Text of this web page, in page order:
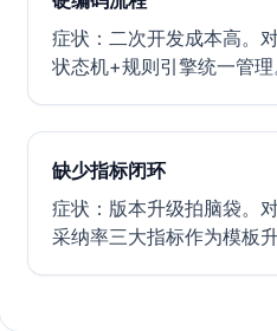
症状：二次开发成本高。
状态机+规则引擎统一管理
缺少指标闭环
症状：版本升级拍脑袋。
采纳率三大指标作为模板升